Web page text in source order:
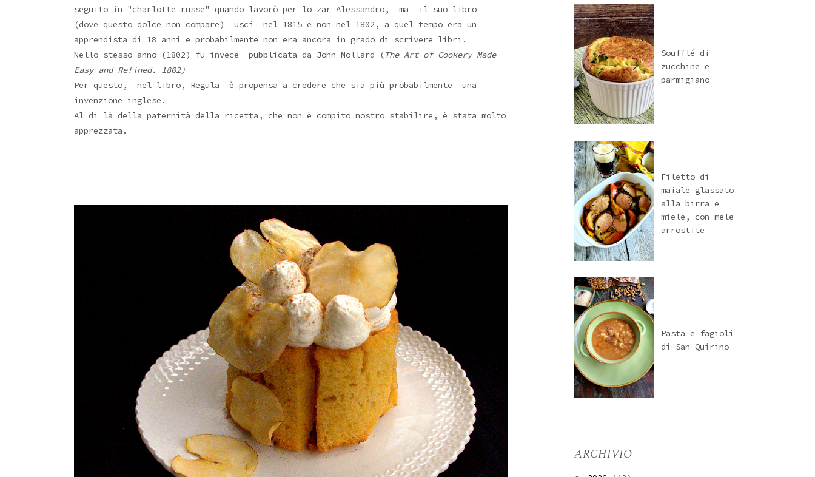
seguito in "charlotte russe" quando lavorò per lo zar Alessandro, ma il suo libro
(dove questo dolce non compare) uscì nel 1815 e non nel 1802, a quel tempo era un
apprendista di 18 anni e probabilmente non era ancora in grado di scrivere libri.
Nello stesso anno (1802) fu invece pubblicata da John Mollard (The Art of Cookery Made
Easy and Refined. 1802)
Per questo,
nel libro, Regula è propensa a credere che sia più probabilmente una
invenzione inglese.
Al di là della paternità della ricetta, che non è compito nostro stabilire, è stata molto
apprezzata.
Soufflé di
zucchine e
parmigiano
Filetto di
maiale glassato
alla birra e
miele, con mele
arrostite
Pasta e fagioli
di San Quirino
ARCHIVIO